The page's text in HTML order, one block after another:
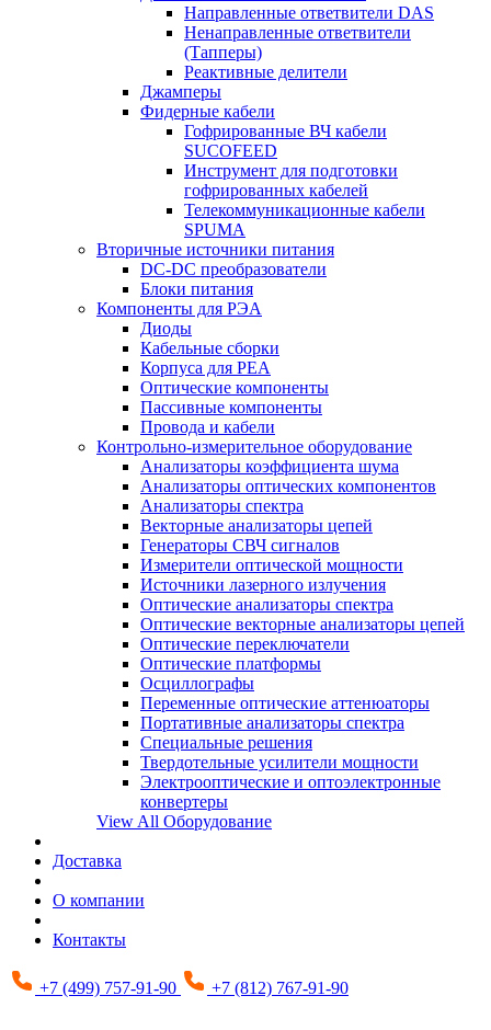
Направленные ответвители DAS
Ненаправленные ответвители
(Тапперы)
Реактивные делители
Джамперы
Фидерные кабели
Гофрированные ВЧ кабели
SUCOFEED
Инструмент для подготовки
гофрированных кабелей
Телекоммуникационные кабели
SPUMA
Вторичные источники питания
DC-DC преобразователи
Блоки питания
Компоненты для РЭА
Диоды
Кабельные сборки
Корпуса для РЕА
Оптические компоненты
Пассивные компоненты
Провода и кабели
Контрольно-измерительное оборудование
Анализаторы коэффициента шума
Анализаторы оптических компонентов
Анализаторы спектра
Векторные анализаторы цепей
Генераторы СВЧ сигналов
Измерители оптической мощности
Источники лазерного излучения
Оптические анализаторы спектра
Оптические векторные анализаторы цепей
Оптические переключатели
Оптические платформы
Осциллографы
Переменные оптические аттенюаторы
Портативные анализаторы спектра
Специальные решения
Твердотельные усилители мощности
Электрооптические и оптоэлектронные
конвертеры
View All Оборудование
Доставка
О компании
Контакты
+7 (499) 757-91-90 +7 (812) 767-91-90